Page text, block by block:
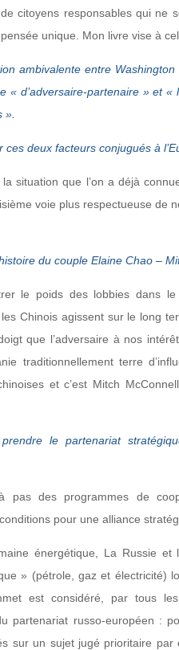
citoyens responsables qui ne
unique. Mon livre vise à
ambivalente entre
« d’adversaire-partenaire » et
».
ces deux facteurs conjugués à
situation que l’on a déjà
voie plus respectueuse de
du couple Elaine Chao –
le poids des lobbies dans le
Chinois agissent sur le long
que l’adversaire à nos
traditionnellement terre
et c’est Mitch
le partenariat
pas des programmes de
pour une alliance
énergétique, La Russie et
» (pétrole, gaz et électricité)
est considéré, par tous
partenariat russo-européen :
sur un sujet jugé prioritaire par